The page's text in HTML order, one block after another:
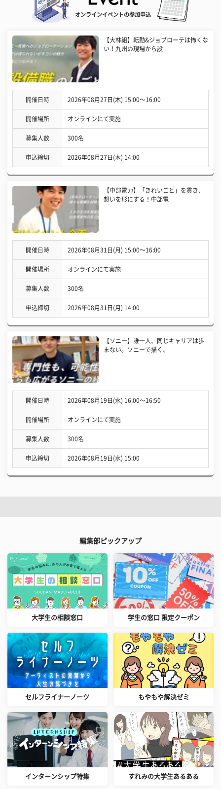
オンラインイベントの参加申込
【大林組】転勤&ジョブローテは怖くな
い！九州の現場から設
開催日時 2026年08月27日(木) 15:00〜16:00
開催場所 オンラインにて実施
募集人数 300名
申込締切 2026年08月27日(木) 14:00
【中部電力】「きれいごと」を貫き、
想いを形にする！中部電
開催日時 2026年08月31日(月) 15:00〜16:00
開催場所 オンラインにて実施
募集人数 300名
申込締切 2026年08月31日(月) 14:00
【ソニー】誰一人、同じキャリアは歩
まない。ソニーで描く、
開催日時 2026年08月19日(水) 16:00〜16:50
開催場所 オンラインにて実施
募集人数 300名
申込締切 2026年08月19日(水) 15:00
編集部ピックアップ
大学生の相談窓口 学生の窓口 限定クーポン
セルフライナーノーツ もやもや解決ゼミ
インターンシップ特集 すれみの大学生あるある